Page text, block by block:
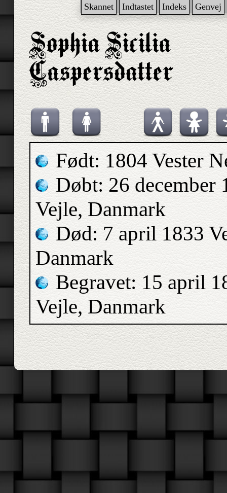
Skannet Indtastet Indeks Genvej
Født: 1804 Vester
Døbt: 26 december
Vejle, Danmark
Død: 7 april 1833
Danmark
Begravet: 15 april
Vejle, Danmark